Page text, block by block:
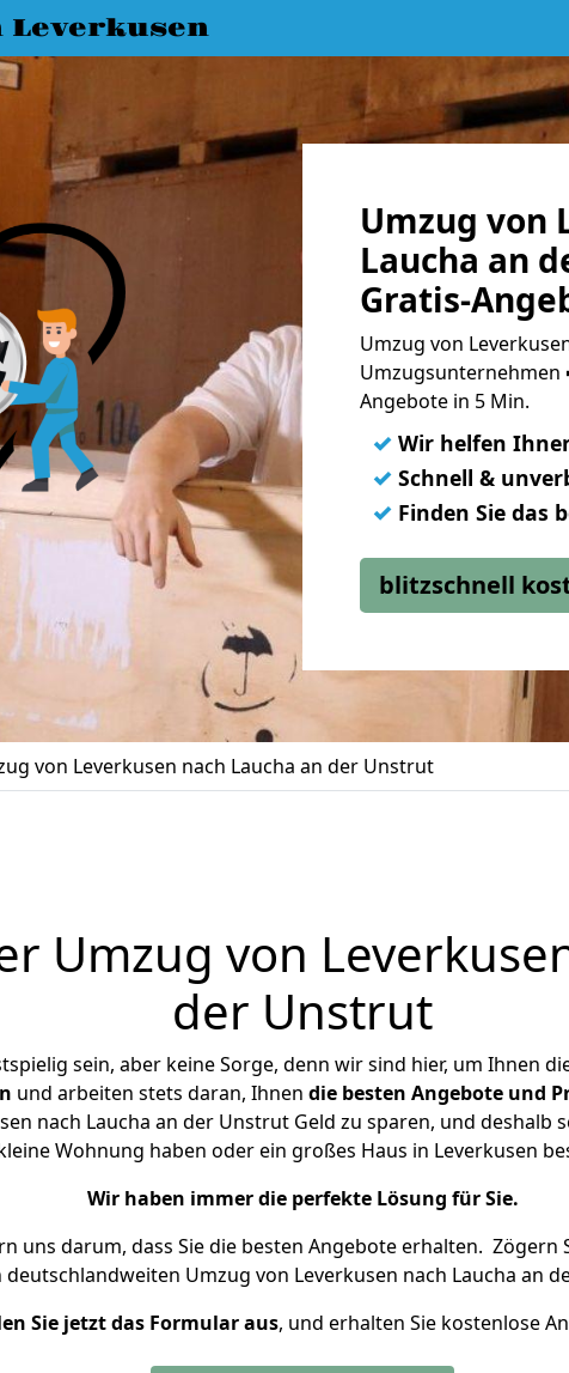
Leverkusen
Umzug von
Laucha an
Gratis-
Umzug von
Umzugsunternehmen
Angebote in 5 Min.
✓ Wir helfen
✓ Schnell &
✓ Finden Sie das
blitzschnell
von Leverkusen nach Laucha an der Unstrut
Umzug von
der Unstrut
sein, aber keine Sorge, denn wir sind hier, um Ihnen
und arbeiten stets daran, Ihnen die besten Angebote und
nach Laucha an der Unstrut Geld zu sparen, und deshalb
Wohnung haben oder ein großes Haus in Leverkusen
Wir haben immer die perfekte Lösung für Sie.
uns darum, dass Sie die besten Angebote erhalten. Zögern
Umzug von Leverkusen nach Laucha an
Sie jetzt das Formular aus, und erhalten Sie kostenlose